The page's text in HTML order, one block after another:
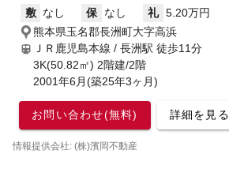
敷 なし 保 なし 礼 5.20万円
熊本県玉名郡長洲町大字高浜
ＪＲ鹿児島本線 / 長洲駅 徒歩11分
3K(50.82㎡) 2階建/2階
2001年6月(築25年3ヶ月)
お問い合わせ(無料) 詳細を見る
情報提供会社: (株)濱岡不動産